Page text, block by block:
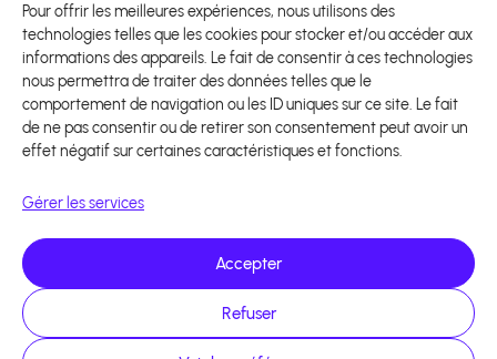
Pour offrir les meilleures expériences, nous utilisons des
technologies telles que les cookies pour stocker et/ou accéder aux
informations des appareils. Le fait de consentir à ces technologies
nous permettra de traiter des données telles que le
comportement de navigation ou les ID uniques sur ce site. Le fait
de ne pas consentir ou de retirer son consentement peut avoir un
effet négatif sur certaines caractéristiques et fonctions.
Gérer les services
Accepter
Refuser
Copyright 2026 - Logiciel d'affiliation - Tous droits